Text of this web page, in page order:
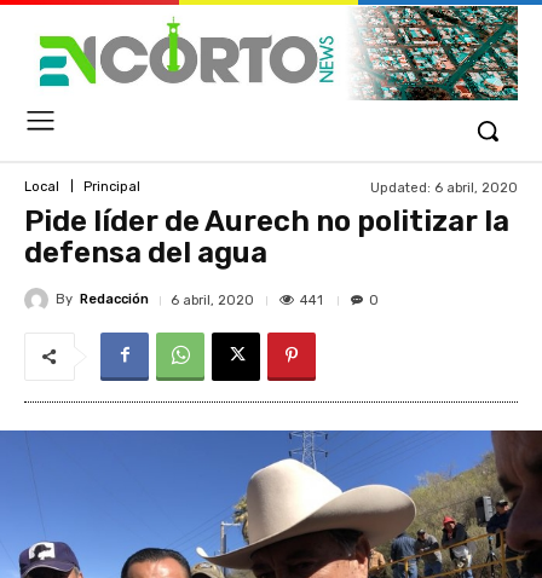
Local Principal Updated: 6 abril, 2020
Pide líder de Aurech no politizar la
defensa del agua
By Redacción 6 abril, 2020 441 0